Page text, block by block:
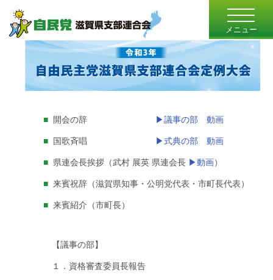
toggle
メニュー
■ 開会の辞 ▶議事の部 動画
■ 国歌斉唱 ▶式典の部 動画
■ 県連会長挨拶（武村 展英 県連会長 ▶動画）
■ 来賓祝辞（滋賀県知事・公明党代表・市町長代表）
■ 来賓紹介（市町長）
【議事の部】
１．資格審査委員長報告